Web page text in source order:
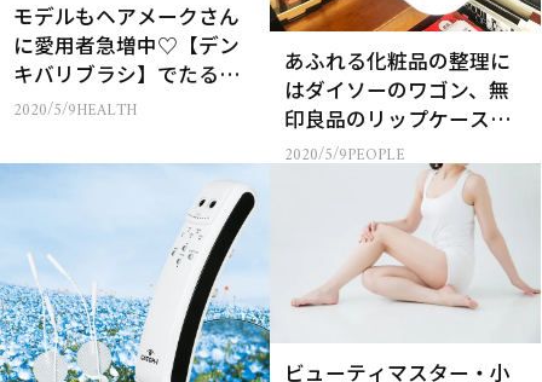
モデルもヘアメークさん
に愛用者急増中♡【デン
キバリブラシ】でたるみ
解消！
2020/5/9HEALTH
あふれる化粧品の整理に
はダイソーのワゴン、無
印良品のリップケースが
使える！ 【コスメ収納】
実践テクニック集
2020/5/9PEOPLE
ビューティマスター・小